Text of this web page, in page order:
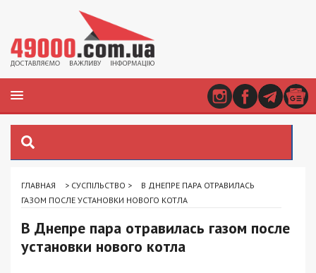
ГЛАВНАЯ > СУСПІЛЬСТВО >
В ДНЕПРЕ ПАРА ОТРАВИЛАСЬ
ГАЗОМ ПОСЛЕ УСТАНОВКИ НОВОГО КОТЛА
В Днепре пара отравилась газом после
установки нового котла